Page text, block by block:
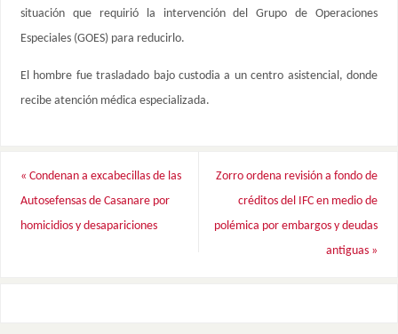
situación que requirió la intervención del Grupo de Operaciones
Especiales (GOES) para reducirlo.
El hombre fue trasladado bajo custodia a un centro asistencial, donde
recibe atención médica especializada.
« Condenan a excabecillas de las
Autosefensas de Casanare por
homicidios y desapariciones
Zorro ordena revisión a fondo de
créditos del IFC en medio de
polémica por embargos y deudas
antiguas »